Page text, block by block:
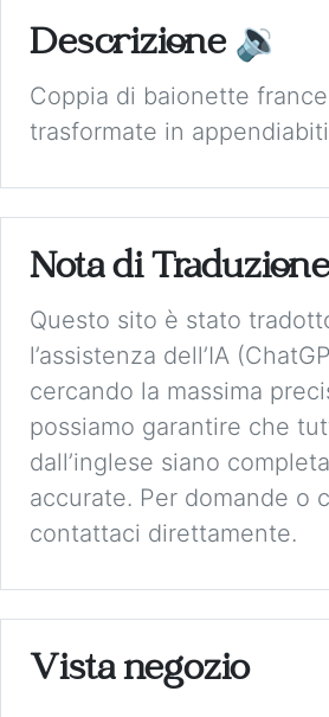
Descrizione 🔉
Coppia di baionette
trasformate in
Nota di Traduzione
Questo sito è stato
l’assistenza dell’IA
cercando la massima
possiamo garantire che
dall’inglese siano
accurate. Per domande o
contattaci direttamente.
Vista negozio